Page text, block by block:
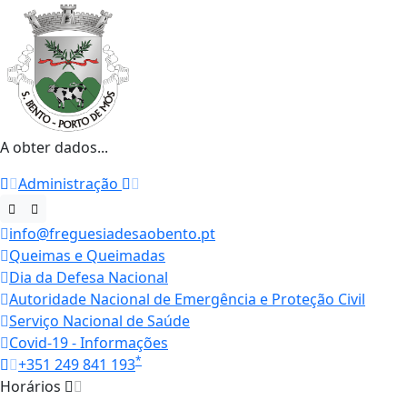
A obter dados...
Administração
info@freguesiadesaobento.pt
Queimas e Queimadas
Dia da Defesa Nacional
Autoridade Nacional de Emergência e Proteção Civil
Serviço Nacional de Saúde
Covid-19 - Informações
+351 249 841 193*
Horários